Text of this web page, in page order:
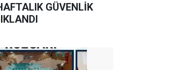
GÜVENLİK